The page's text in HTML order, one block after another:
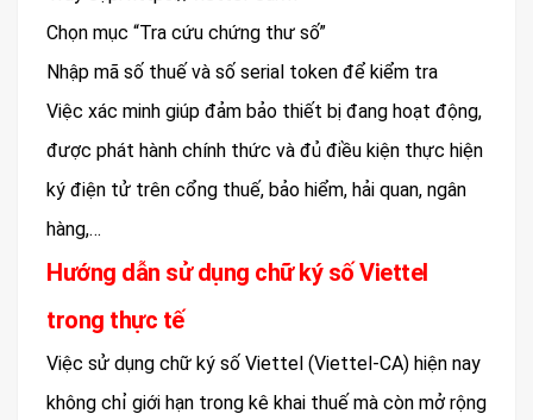
Chọn mục “Tra cứu chứng thư số”
Nhập mã số thuế và số serial token để kiểm tra
Việc xác minh giúp đảm bảo thiết bị đang hoạt động,
được phát hành chính thức và đủ điều kiện thực hiện
ký điện tử trên cổng thuế, bảo hiểm, hải quan, ngân
hàng,…
Hướng dẫn sử dụng chữ ký số Viettel
trong thực tế
Việc sử dụng chữ ký số Viettel (Viettel-CA) hiện nay
không chỉ giới hạn trong kê khai thuế mà còn mở rộng